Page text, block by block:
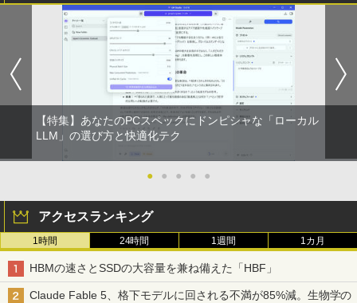
【2026年アップグレード版】AOKIMI ワイヤ
レスイヤホン bluetooth イヤホン V12 小型
軽量 ブルートゥースHi-Fi 最大36時間再生 ぶ
るーとゅーす コードレス ENCノイズキャン
セリング 自動ペアリング Type-C充電 マイク
付き 防水 タッチ式音量調整 スポーツ/通勤/通
学/WEB会議(ホワイト)
￥1,964
Xiaomi シャオミ REDMI Buds 8 Lite ワイヤ
レスイヤホン Bluetooth 5.4 ノイズキャンセ
￥3,480
On My Road (Stadium ver.)
￥250
BUGS LIFE
￥250
by Amazon 炭酸水 ラベルレス 500ml ×24本
強炭酸水 ペットボトル 500ミリリットル (Sm
art Basic)
￥1,625
コカ・コーラ やかんの麦茶 from 爽健美茶 ラ
ベルレス 650mlPET×24本
HUNTER×HUNTER モノクロ版 39 (ジャンプ
コミックスDIGITAL)
￥572
スーパーの裏でヤニ吸うふたり 9巻 (デジタル
版ビッグガンガンコミックス)
￥810
【特集】あなたのPCスペックにドンピシャな「ローカル
LLM」の選び方と快適化テク
● ● ● ● ●
アクセスランキング
1時間 24時間 1週間 1カ月
HBMの速さとSSDの大容量を兼ね備えた「HBF」
Claude Fable 5、格下モデルに回される不満が85%減。生物学の